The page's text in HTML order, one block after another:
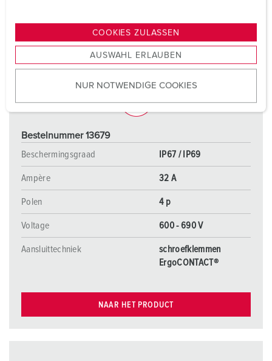
s
u
w
COOKIES ZULASSEN
AUSWAHL ERLAUBEN
NUR NOTWENDIGE COOKIES
Bestelnummer 13679
Beschermingsgraad
IP67 / IP69
Ampère 32 A
Polen 4 p
Voltage 600 - 690 V
Aansluittechniek
schroefklemmen
ErgoCONTACT®
NAAR HET PRODUCT